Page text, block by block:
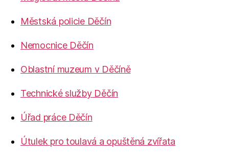
Městská policie Děčín
Nemocnice Děčín
Oblastní muzeum v Děčíně
Technické služby Děčín
Úřad práce Děčín
Útulek pro toulavá a opuštěná zvířata